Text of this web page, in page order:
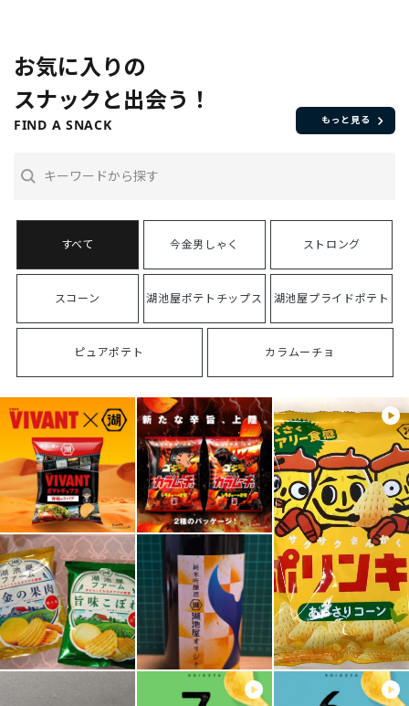
お気に入りの
スナックと出会う！
FIND A SNACK もっと見る
今金男しゃく ストロング
スコーン 湖池屋ポテトチップス 湖池屋プライドポテト
ピュアポテト カラムーチョ